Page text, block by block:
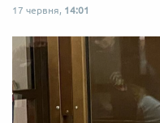
17 червня, 14:01